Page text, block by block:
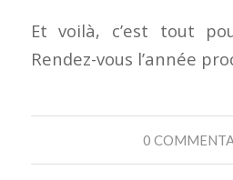
Et voilà, c’est tout
Rendez-vous l’année
0